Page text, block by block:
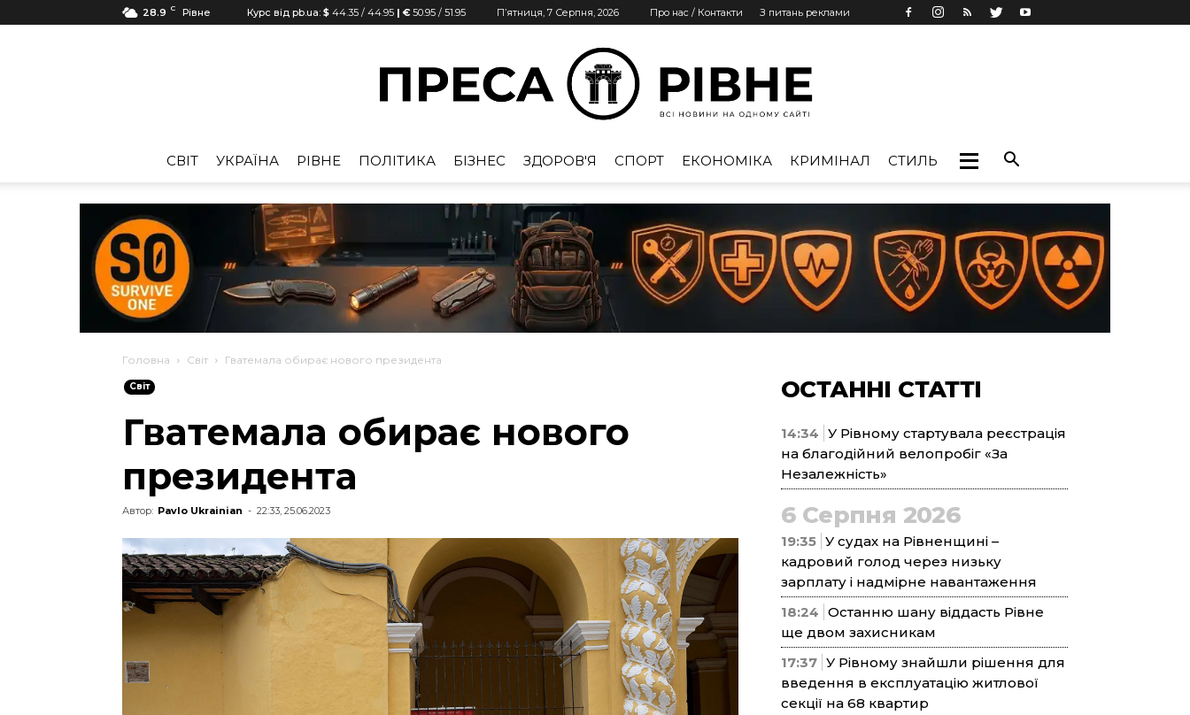
28.9 C Рівне Курс від pb.ua: $ 44.35 / 44.95 | € 50.95 / 51.95 П’ятниця, 7 Серпня, 2026 Про нас / Контакти З питань реклами
Рівне
CВІТ УКРАЇНА РІВНЕ ПОЛІТИКА БІЗНЕС ЗДОРОВ'Я СПОРТ ЕКОНОМІКА КРИМІНАЛ СТИЛЬ
Головна Cвіт Гватемала обирає нового президента
Cвіт
Гватемала обирає нового
президента
Автор: Pavlo Ukrainian - 22:33, 25.06.2023
ОСТАННІ СТАТТІ
14:34 У Рівному стартувала реєстрація
на благодійний велопробіг «За
Незалежність»
6 Серпня 2026
19:35 У судах на Рівненщині –
кадровий голод через низьку
зарплату і надмірне навантаження
18:24 Останню шану віддасть Рівне
ще двом захисникам
17:37 У Рівному знайшли рішення для
введення в експлуатацію житлової
секції на 68 квартир